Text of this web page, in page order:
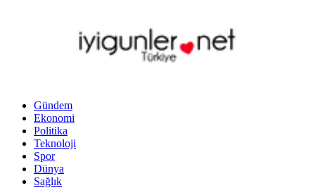
Gündem
Ekonomi
Politika
Teknoloji
Spor
Dünya
Sağlık